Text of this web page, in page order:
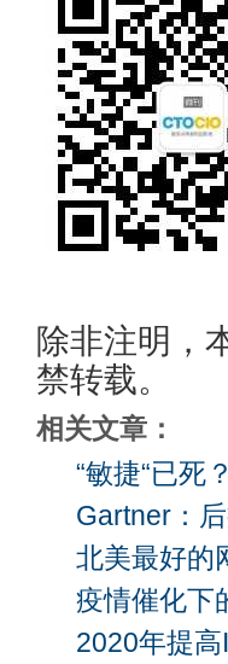
除非注明，
禁转载。
相关文章：
“敏捷“已死？
Gartner：
北美最好的
疫情催化下
2020年提